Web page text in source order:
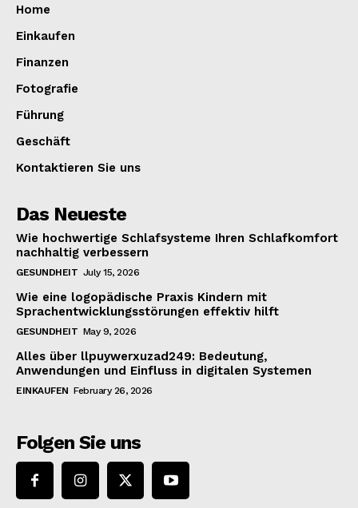
Home
Einkaufen
Finanzen
Fotografie
Führung
Geschäft
Kontaktieren Sie uns
Das Neueste
Wie hochwertige Schlafsysteme Ihren Schlafkomfort
nachhaltig verbessern
GESUNDHEIT July 15, 2026
Wie eine logopädische Praxis Kindern mit
Sprachentwicklungsstörungen effektiv hilft
GESUNDHEIT May 9, 2026
Alles über llpuywerxuzad249: Bedeutung,
Anwendungen und Einfluss in digitalen Systemen
EINKAUFEN February 26, 2026
Folgen Sie uns